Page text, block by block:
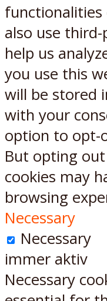
also use
help us
you use this
will be stored
with your
option to opt-
But opting
cookies may
browsing
Necessary
Necessary
immer aktiv
Necessary